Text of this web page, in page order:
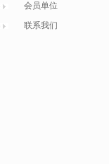
会员单位
联系我们